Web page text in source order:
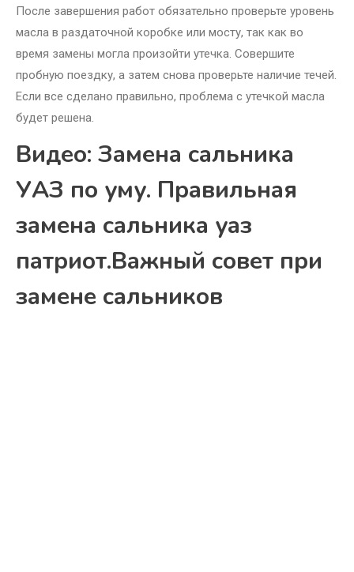
После завершения работ обязательно проверьте уровень
масла в раздаточной коробке или мосту, так как во
время замены могла произойти утечка. Совершите
пробную поездку, а затем снова проверьте наличие течей.
Если все сделано правильно, проблема с утечкой масла
будет решена.
Видео: Замена сальника
УАЗ по уму. Правильная
замена сальника уаз
патриот.Важный совет при
замене сальников